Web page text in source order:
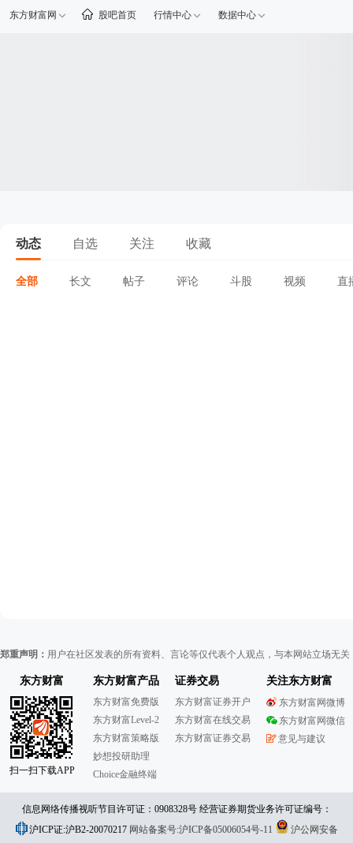
东方财富网 股吧首页 行情中心 数据中心
动态 自选 关注 收藏
全部 长文 帖子 评论 斗股 视频 直
郑重声明： 用户在社区发表的所有资料、言论等仅代表个人观点，与本网站立场无
东方财富
扫一扫下载APP
东方财富产品
东方财富免费版
东方财富Level-2
东方财富策略版
妙想投研助理
Choice金融终端
证券交易
东方财富证券开户
东方财富在线交易
东方财富证券交易
关注东方财富
东方财富网微博
东方财富网微信
意见与建议
信息网络传播视听节目许可证：0908328号 经营证券期货业务许可证编号：
913101046312860336 违法和不良信息举报:021-61278686 举报邮箱：
沪ICP证:沪B2-20070217 网站备案号:沪ICP备05006054号-11
沪公网安备